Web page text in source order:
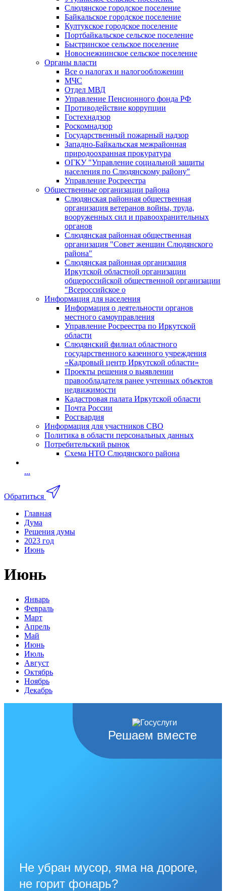
Слюдянское городское поселение
Байкальское городское поселение
Култукское городское поселение
Портбайкальское сельское поселение
Быстринское сельское поселение
Новоснежнинское сельское поселение
Органы власти
Все о налогах и налогообложении
МЧС
Отдел МВД
Управление Пенсионного фонда РФ
Противодействие коррупции
Гостехнадзор
Роскомнадзор
Государственный пожарный надзор
Западно-Байкальская межрайонная
природоохранная прокуратура
ОГКУ "Управление социальной защиты
населения по Слюдянскому району"
Управление Росреестра
Общественные организации района
Слюдянская районная общественная
организация ветеранов войны, труда,
вооруженных сил и правоохранительных
органов
Слюдянская районная общественная
организация "Совет женщин Слюдянского
района"
Слюдянская районная организация
Иркутской областной организации
общероссийской общественной организации
"Всероссийское о
Информация для населения
Информация о деятельности органов
местного самоуправления
Управление Росреестра по Иркутской
области
Слюдянский филиал областного
государственного казенного учреждения
«Кадровый центр Иркутской области»
Проекты решения о выявлении
правообладателя ранее учтенных объектов
недвижимости
Кадастровая палата Иркутской области
Почта России
Росгвардия
Информация для участников СВО
Политика в области персональных данных
Потребительский рынок
Схема НТО Слюдянского района
...
Обратиться
Главная
Дума
Решения думы
2023 год
Июнь
Июнь
Январь
Февраль
Март
Апрель
Май
Июнь
Июль
Август
Октябрь
Ноябрь
Декабрь
Решаем вместе
Не убран мусор, яма на дороге,
не горит фонарь?